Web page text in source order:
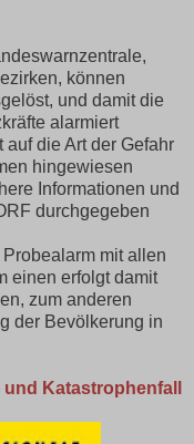
können
und damit die
alarmiert
die Art der Gefahr
hingewiesen
Informationen und
durchgegeben
mit allen
einen erfolgt damit
zum anderen
der Bevölkerung in
Katastrophenfall